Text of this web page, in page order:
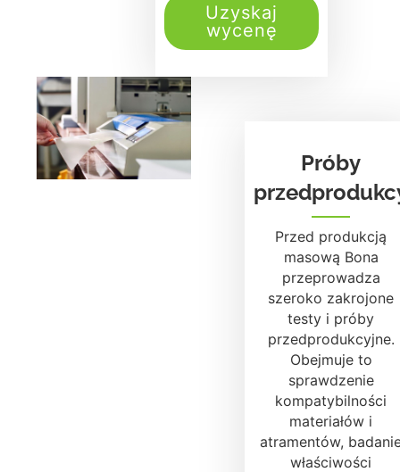
Uzyskaj
wycenę
Próby
Przed produkcją
masową Bona
przeprowadza
szeroko zakrojone
testy i próby
przedprodukcyjne.
Obejmuje to
sprawdzenie
kompatybilności
materiałów i
atramentów,
właściwości